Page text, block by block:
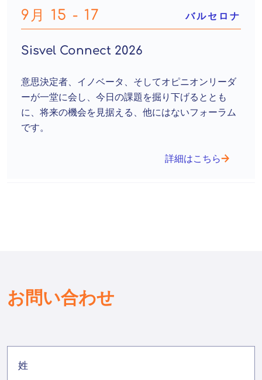
9月 15 - 17 バルセロナ
Sisvel Connect 2026
意思決定者、イノベータ、そしてオピニオンリーダ
ーが一堂に会し、今日の課題を掘り下げるととも
に、将来の機会を見据える、他にはないフォーラム
です。
詳細はこちら
お問い合わせ